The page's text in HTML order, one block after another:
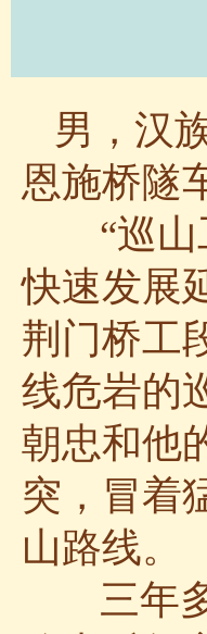
男，汉
恩施桥隧
“巡山工
快速发展
荆门桥工
线危岩的
朝忠和他
突，冒着
山路线。
三年多